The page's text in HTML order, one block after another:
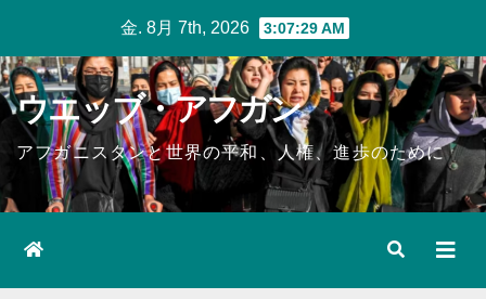
content
金. 8月 7th, 2026 3:07:31 AM
ウエッブ・アフガン
アフガニスタンと世界の平和、人権、進歩のために